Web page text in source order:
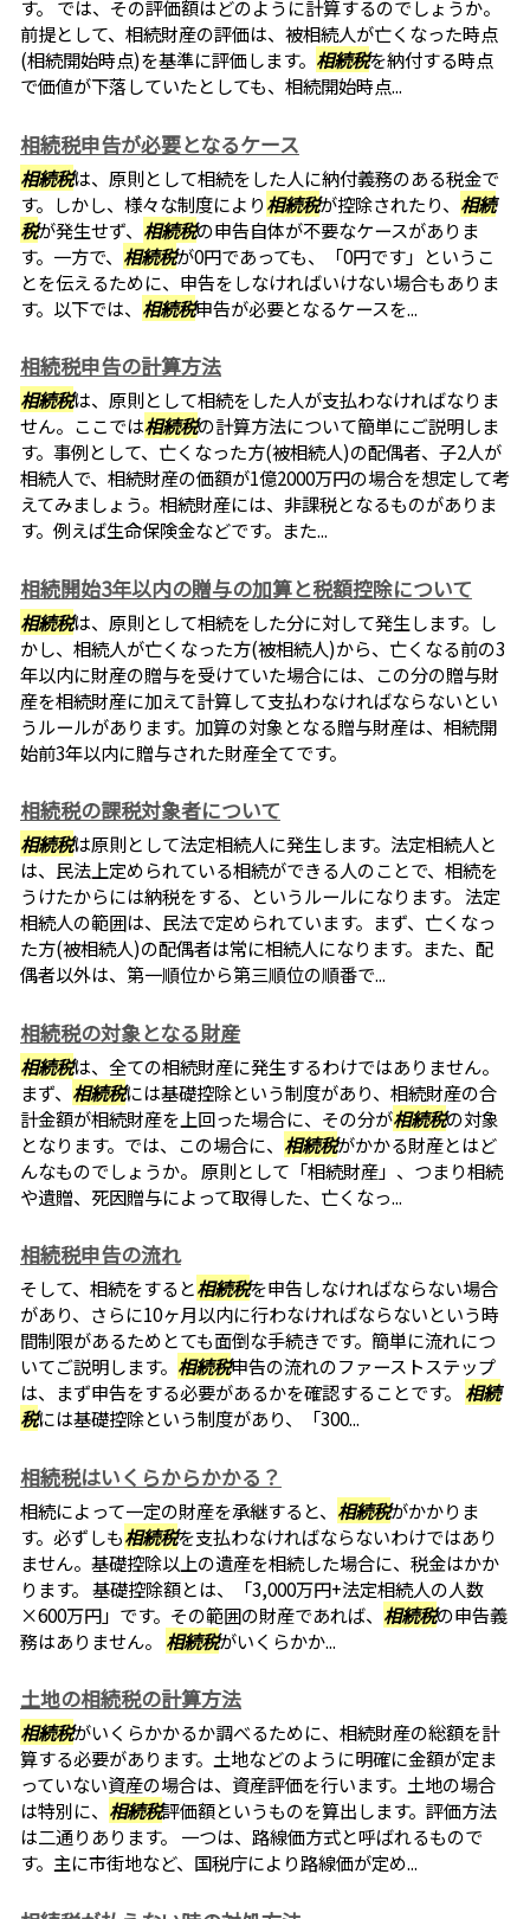
す。 では、その評価額はどのように計算するのでしょうか。
前提として、相続財産の評価は、被相続人が亡くなった時点
(相続開始時点)を基準に評価します。 相続税を納付する時点
で価値が下落していたとしても、相続開始時点...
相続税申告が必要となるケース
相続税は、原則として相続をした人に納付義務のある税金で
す。しかし、様々な制度により相続税が控除されたり、 相続
税が発生せず、 相続税の申告自体が不要なケースがありま
す。一方で、 相続税が0円であっても、「0円です」というこ
とを伝えるために、申告をしなければいけない場合もありま
す。以下では、 相続税申告が必要となるケースを...
相続税申告の計算方法
相続税は、原則として相続をした人が支払わなければなりま
せん。ここでは相続税の計算方法について簡単にご説明しま
す。事例として、亡くなった方(被相続人)の配偶者、子2人が
相続人で、相続財産の価額が1億2000万円の場合を想定して考
えてみましょう。相続財産には、非課税となるものがありま
す。例えば生命保険金などです。また...
相続開始3年以内の贈与の加算と税額控除について
相続税は、原則として相続をした分に対して発生します。し
かし、相続人が亡くなった方(被相続人)から、亡くなる前の3
年以内に財産の贈与を受けていた場合には、この分の贈与財
産を相続財産に加えて計算して支払わなければならないとい
うルールがあります。加算の対象となる贈与財産は、相続開
始前3年以内に贈与された財産全てです。
相続税の課税対象者について
相続税は原則として法定相続人に発生します。法定相続人と
は、民法上定められている相続ができる人のことで、相続を
うけたからには納税をする、というルールになります。 法定
相続人の範囲は、民法で定められています。まず、亡くなっ
た方(被相続人)の配偶者は常に相続人になります。また、配
偶者以外は、第一順位から第三順位の順番で...
相続税の対象となる財産
相続税は、全ての相続財産に発生するわけではありません。
まず、 相続税には基礎控除という制度があり、相続財産の合
計金額が相続財産を上回った場合に、その分が相続税の対象
となります。では、この場合に、 相続税がかかる財産とはど
んなものでしょうか。 原則として「相続財産」、つまり相続
や遺贈、死因贈与によって取得した、亡くなっ...
相続税申告の流れ
そして、相続をすると相続税を申告しなければならない場合
があり、さらに10ヶ月以内に行わなければならないという時
間制限があるためとても面倒な手続きです。簡単に流れにつ
いてご説明します。 相続税申告の流れのファーストステップ
は、まず申告をする必要があるかを確認することです。 相続
税には基礎控除という制度があり、「300...
相続税はいくらからかかる？
相続によって一定の財産を承継すると、 相続税がかかりま
す。必ずしも相続税を支払わなければならないわけではあり
ません。基礎控除以上の遺産を相続した場合に、税金はかか
ります。 基礎控除額とは、「3,000万円+法定相続人の人数
×600万円」です。その範囲の財産であれば、 相続税の申告義
務はありません。 相続税がいくらかか...
土地の相続税の計算方法
相続税がいくらかかるか調べるために、相続財産の総額を計
算する必要があります。土地などのように明確に金額が定ま
っていない資産の場合は、資産評価を行います。土地の場合
は特別に、 相続税評価額というものを算出します。評価方法
は二通りあります。 一つは、路線価方式と呼ばれるもので
す。主に市街地など、国税庁により路線価が定め...